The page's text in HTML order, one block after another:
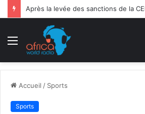
Menu
Accueil / Sports
Sports